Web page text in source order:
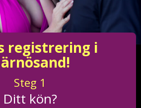
registrering i
Steg 1
Ditt kön?